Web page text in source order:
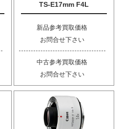
TS-E17mm F4L
新品参考買取価格
お問合せ下さい
中古参考買取価格
お問合せ下さい